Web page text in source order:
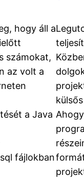
hogy áll a
számokat,
az volt a
a Java
fájlokban